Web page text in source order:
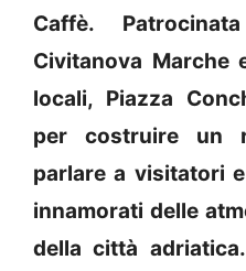
Caffè.
Civitanova Marche
locali, Piazza
per costruire un
parlare a visitatori
innamorati delle
della città